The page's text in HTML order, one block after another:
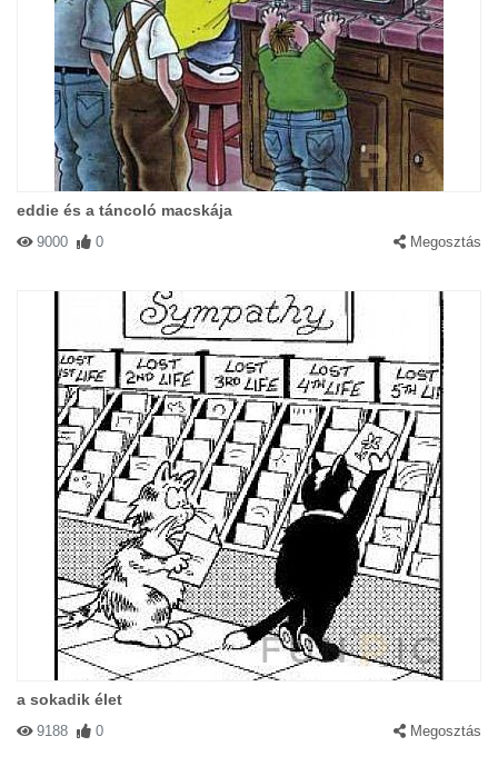
eddie és a táncoló macskája
9000 0 Megosztás
a sokadik élet
9188 0 Megosztás